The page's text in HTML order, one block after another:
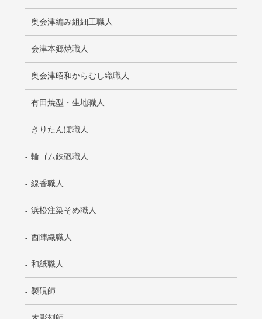
奥会津編み組細工職人
会津本郷焼職人
奥会津昭和からむし織職人
有田焼型・生地職人
きりたんぽ職人
輪ゴム鉄砲職人
線香職人
浜松注染そめ職人
西陣織職人
和紙職人
製硯師